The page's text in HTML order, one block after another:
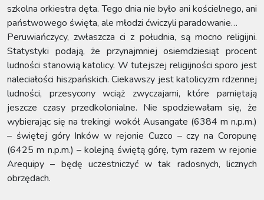
szkolna orkiestra dęta. Tego dnia nie było ani kościelnego, ani
państwowego święta, ale młodzi ćwiczyli paradowanie…
Peruwiańczycy, zwłaszcza ci z południa, są mocno religijni.
Statystyki podają, że przynajmniej osiemdziesiąt procent
ludności stanowią katolicy. W tutejszej religijności sporo jest
naleciałości hiszpańskich. Ciekawszy jest katolicyzm rdzennej
ludności, przesycony wciąż zwyczajami, które pamiętają
jeszcze czasy przedkolonialne. Nie spodziewałam się, że
wybierając się na trekingi wokół Ausangate (6384 m n.p.m.)
– świętej góry Inków w rejonie Cuzco – czy na Coropunę
(6425 m n.p.m.) – kolejną świętą górę, tym razem w rejonie
Arequipy – będę uczestniczyć w tak radosnych, licznych
obrzędach.